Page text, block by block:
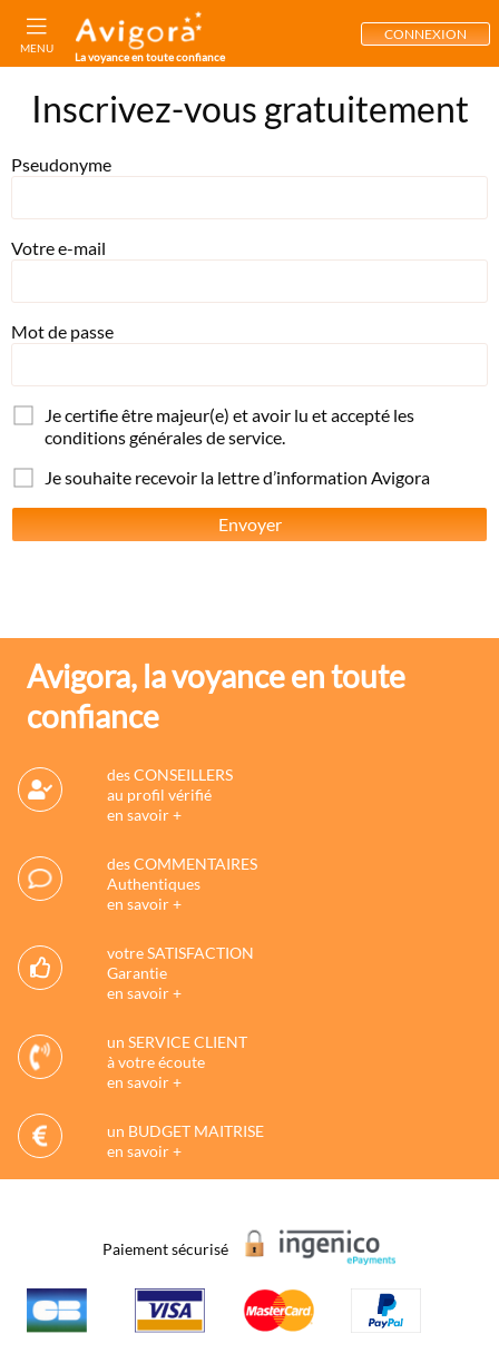
MENU
La voyance en toute confiance
CONNEXION
Inscrivez-vous gratuitement
Pseudonyme
Votre e-mail
Mot de passe
Je certifie être majeur(e) et avoir lu et accepté les
conditions générales de service.
Je souhaite recevoir la lettre d’information Avigora
Envoyer
Avigora, la voyance en toute
confiance
des CONSEILLERS
au profil vérifié
en savoir +
des COMMENTAIRES
Authentiques
en savoir +
votre SATISFACTION
Garantie
en savoir +
un SERVICE CLIENT
à votre écoute
en savoir +
un BUDGET MAITRISE
en savoir +
Paiement sécurisé